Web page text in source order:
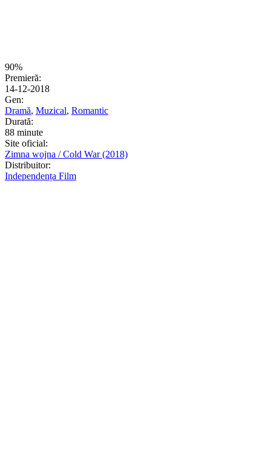
90%
Premieră:
14-12-2018
Gen:
Dramă, Muzical, Romantic
Durată:
88 minute
Site oficial:
Zimna wojna / Cold War (2018)
Distribuitor:
Independența Film